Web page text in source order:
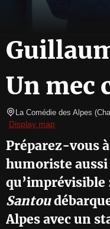
Un mec
La Comédie des Alpes (
Display map
Préparez-vous
humoriste
qu’imprévisible
Santou
Alpes avec un